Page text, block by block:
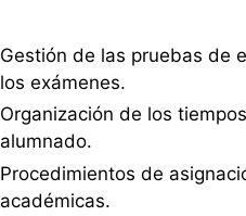
Gestión de las pruebas de
los exámenes.
Organización de los
alumnado.
Procedimientos de
académicas.